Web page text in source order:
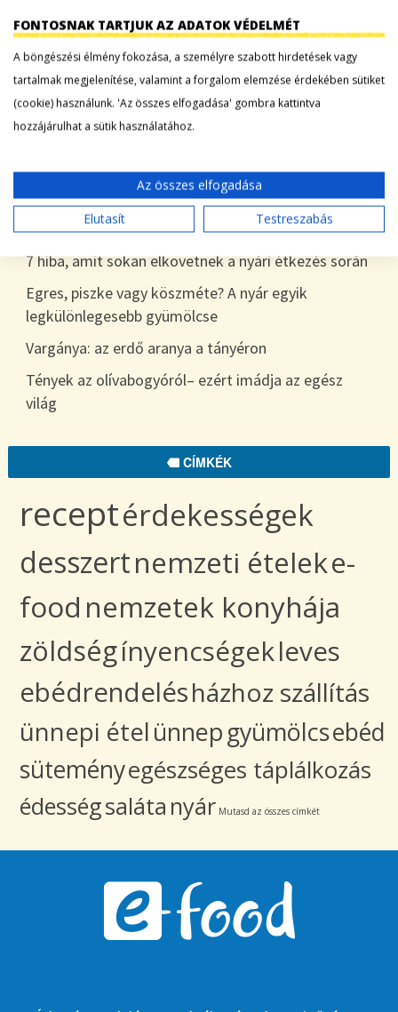
TUDATOSAN
LEGFRISSEBB BEJEGYZÉSEK
desszert
Tökszezon: sokoldalú alapanyagok a nyártól
egészen télig
7 hiba, amit sokan elkövetnek a nyári étkezés során
Egres, piszke vagy köszméte? A nyár egyik
legkülönlegesebb gyümölcse
Vargánya: az erdő aranya a tányéron
Tények az olívabogyóról– ezért imádja az egész
világ
CÍMKÉK
receptérdekességek
desszertnemzeti ételeke-
food nemzetek konyhája
zöldségínyencségekleves
ebédrendelésházhoz szállítás
ünnepi ételünnepgyümölcsebéd
süteményegészséges táplálkozás
édességsaláta nyár Mutasd az összes címkét
FONTOSNAK TARTJUK AZ ADATOK VÉDELMÉT
A böngészési élmény fokozása, a személyre szabott hirdetések vagy
tartalmak megjelenítése, valamint a forgalom elemzése érdekében sütiket
(cookie) használunk. 'Az összes elfogadása' gombra kattintva
hozzájárulhat a sütik használatához.
Az összes elfogadása
Elutasít
Testreszabás